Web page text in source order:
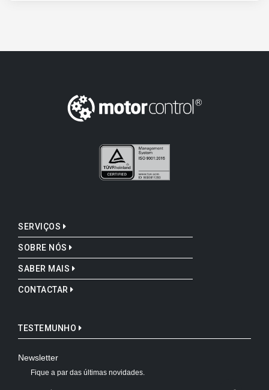
SERVIÇOS
SOBRE NÓS
SABER MAIS
CONTACTAR
TESTEMUNHO
Newsletter
Fique a par das últimas novidades.